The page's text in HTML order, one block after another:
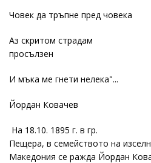
Човек да тръпне пред човека
Аз скритом страдам
просълзен
И мъка ме гнети нелека"...
Йордан Ковачев
На 18.10. 1895 г. в гр.
Пещера, в семейството на
Македония се ражда Йордан